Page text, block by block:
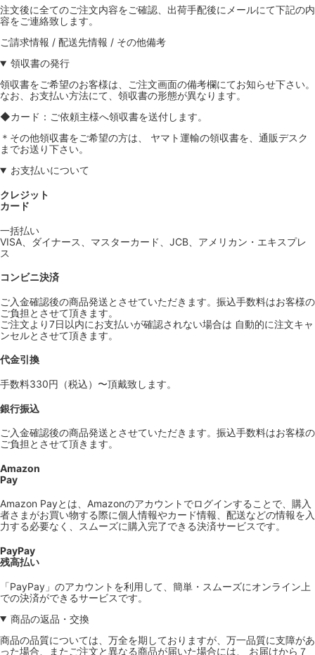
注文後に全てのご注文内容をご確認、出荷手配後にメールにて下記の内
容をご連絡致します。
ご請求情報 / 配送先情報 / その他備考
領収書の発行
領収書をご希望のお客様は、ご注文画面の備考欄にてお知らせ下さい。
なお、お支払い方法にて、領収書の形態が異なります。
◆カード：ご依頼主様へ領収書を送付します。
＊その他領収書をご希望の方は、 ヤマト運輸の領収書を、通販デスク
までお送り下さい。
お支払いについて
クレジット
カード
一括払い
VISA、ダイナース、マスターカード、JCB、アメリカン・エキスプレ
ス
コンビニ決済
ご入金確認後の商品発送とさせていただきます。振込手数料はお客様の
ご負担とさせて頂きます。
ご注文より7日以内にお支払いが確認されない場合は 自動的に注文キャ
ンセルとさせて頂きます。
代金引換
手数料330円（税込）〜頂戴致します。
銀行振込
ご入金確認後の商品発送とさせていただきます。振込手数料はお客様の
ご負担とさせて頂きます。
Amazon
Pay
Amazon Payとは、Amazonのアカウントでログインすることで、購入
者さまがお買い物する際に個人情報やカード情報、配送などの情報を入
力する必要なく、スムーズに購入完了できる決済サービスです。
PayPay
残高払い
「PayPay」のアカウントを利用して、簡単・スムーズにオンライン上
での決済ができるサービスです。
商品の返品・交換
商品の品質については、万全を期しておりますが、万一品質に支障があ
った場合、またご注文と異なる商品が届いた場合には、 お届けから７